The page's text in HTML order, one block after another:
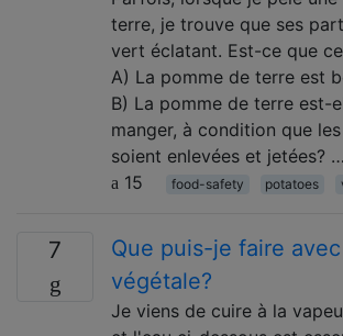
terre, je trouve que ses
vert éclatant. Est-ce que
A) La pomme de terre est
B) La pomme de terre est-
manger, à condition que
soient enlevées et jetées? …
15
food-safety potatoes
7
Que puis-je faire
végétale?
Je viens de cuire à la